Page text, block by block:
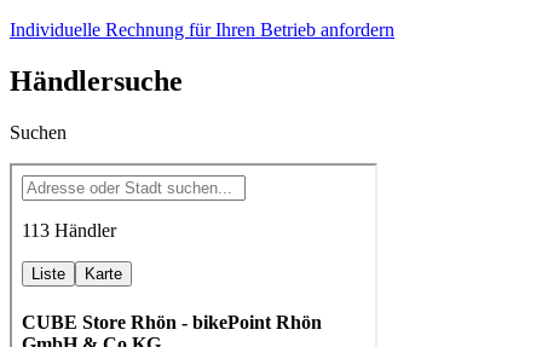
Individuelle Rechnung für Ihren Betrieb anfordern
Händlersuche
Suchen